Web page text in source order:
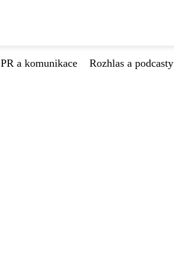
PR a komunikace Rozhlas a podcasty